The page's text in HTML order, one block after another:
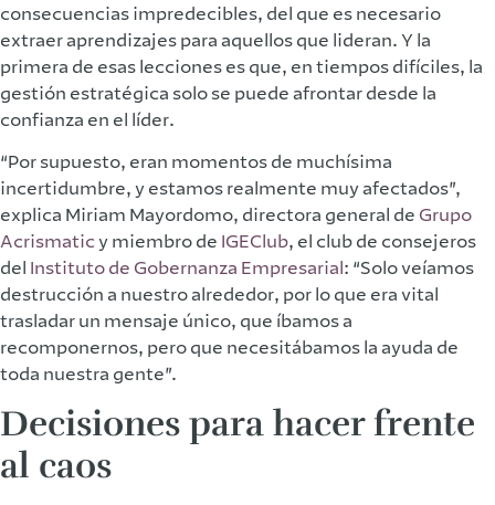
consecuencias impredecibles, del que es necesario
extraer aprendizajes para aquellos que lideran. Y la
primera de esas lecciones es que, en tiempos difíciles, la
gestión estratégica solo se puede afrontar desde la
confianza en el líder.
“Por supuesto, eran momentos de muchísima
incertidumbre, y estamos realmente muy afectados”,
explica Miriam Mayordomo, directora general de Grupo
Acrismaticy miembro de IGEClub, el club de consejeros
del Instituto de Gobernanza Empresarial: “Solo veíamos
destrucción a nuestro alrededor, por lo que era vital
trasladar un mensaje único, que íbamos a
recomponernos, pero que necesitábamos la ayuda de
toda nuestra gente”.
Decisiones para hacer frente
al caos